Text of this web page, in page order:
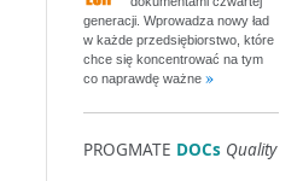
generacji. Wprowadza nowy ład
w każde przedsiębiorstwo, które
chce się koncentrować na tym
co naprawdę ważne
PROGMATE DOCs Quality